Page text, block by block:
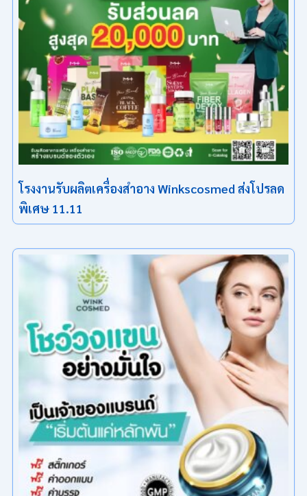
โรงงานรับผลิตเครื่องสำอาง Winkscosmed ส่งโปรลด
พิเศษ 11.11